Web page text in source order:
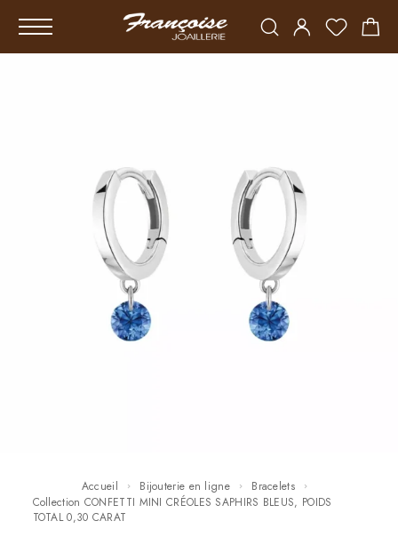
Accueil Bijouterie en ligne
Bracelets
Collection CONFETTI MINI CRÉOLES SAPHIRS BLEUS, POIDS
TOTAL 0,30 CARAT